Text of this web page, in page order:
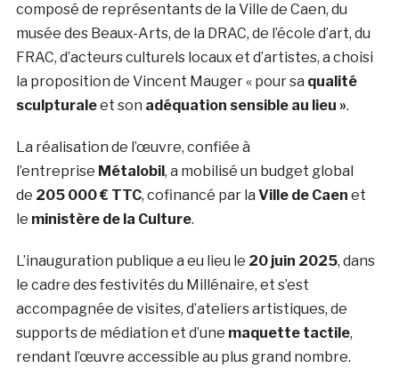
composé de représentants de la Ville de Caen, du
musée des Beaux-Arts, de la DRAC, de l’école d’art, du
FRAC, d’acteurs culturels locaux et d’artistes, a choisi
la proposition de Vincent Mauger « pour sa qualité
sculpturaleet son adéquation sensible au lieu ».
La réalisation de l’œuvre, confiée à
l’entreprise Métalobil , a mobilisé un budget global
de 205 000 € TTC, cofinancé par la Ville de Caen et
le ministère de la Culture.
L’inauguration publique a eu lieu le 20 juin 2025, dans
le cadre des festivités du Millénaire, et s’est
accompagnée de visites, d’ateliers artistiques, de
supports de médiation et d’une maquette tactile,
rendant l’œuvre accessible au plus grand nombre.